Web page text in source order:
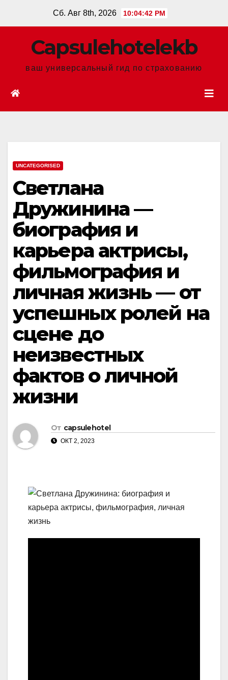
Сб. Авг 8th, 2026 10:04:43 PM
Сapsulehotelekb
ваш универсальный гид по страхованию
UNCATEGORISED
Светлана
Дружинина —
биография и
карьера актрисы,
фильмография и
личная жизнь — от
успешных ролей на
сцене до
неизвестных
фактов о личной
жизни
От capsulehotel
ОКТ 2, 2023